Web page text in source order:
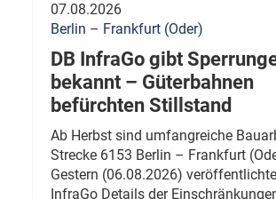
07.08.2026
Berlin – Frankfurt (Oder)
DB InfraGo gibt
bekannt – Güterbahnen
befürchten Stillstand
Ab Herbst sind umfangreiche
Strecke 6153 Berlin – Frankfurt
Gestern (06.08.2026)
InfraGo Details der